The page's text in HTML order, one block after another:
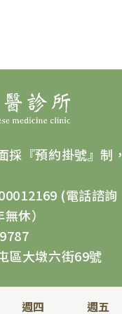
採『預約掛號』制
(電話諮詢
休）
區大墩六街69號
週四 週五